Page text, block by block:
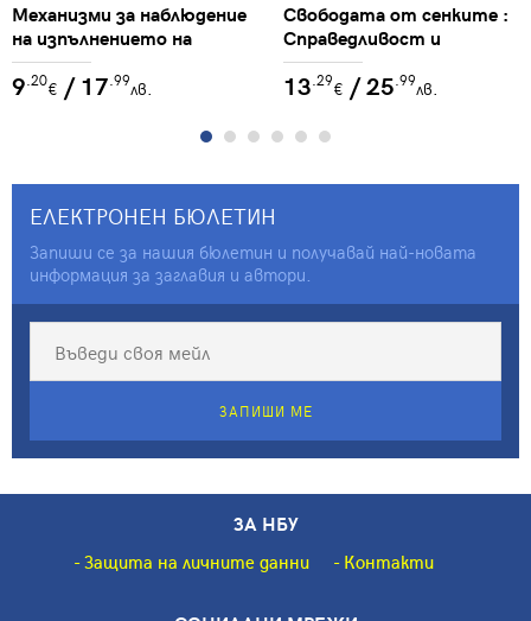
Механизми за наблюдение
на изпълнението на
международни договори в
областта на правата на
човека
9.20€ / 17.99лв.
Свободата от сенките :
Справедливост и
образование в диалозите
на Платон
13.29€ / 25.99лв.
ЕЛЕКТРОНЕН БЮЛЕТИН
Запиши се за нашия бюлетин и получавай най-новата
информация за заглавия и автори.
ЗАПИШИ МЕ
ЗА НБУ
Защита на личните данни Контакти